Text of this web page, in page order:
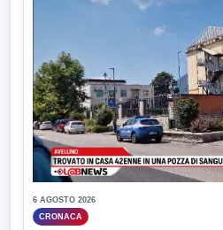
6 AGOSTO 2026
CRONACA